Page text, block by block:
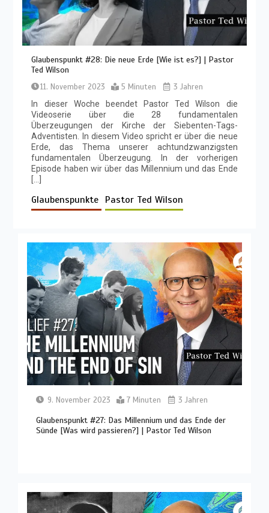
Glaubenspunkt #28: Die neue Erde [Wie ist es?] | Pastor
Ted Wilson
11. November 2023 5 Minuten
3 Jahren
In dieser Woche beendet Pastor Ted Wilson die
Videoserie über die 28 fundamentalen
Überzeugungen der Kirche der Siebenten-Tags-
Adventisten. In diesem Video spricht er über die neue
Erde, das Thema unserer achtundzwanzigsten
fundamentalen Überzeugung. In der vorherigen
Episode haben wir über das Millennium und das Ende
Glaubenspunkte Pastor Ted Wilson
9. November 2023 7 Minuten 3 Jahren
Glaubenspunkt #27: Das Millennium und das Ende der
Sünde [Was wird passieren?] | Pastor Ted Wilson